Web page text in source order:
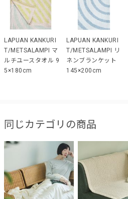
LAPUAN KANKURI
T/METSALAMPI マ
ルチユースタオル 9
5×180cm
LAPUAN KANKURI
T/METSALAMPI リ
ネンブランケット
145×200cm
同じカテゴリの商品